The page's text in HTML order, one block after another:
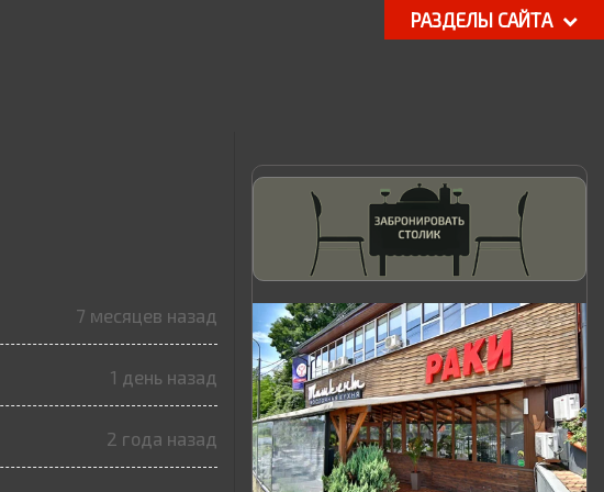
РАЗДЕЛЫ САЙТА
7 месяцев назад
1 день назад
2 года назад